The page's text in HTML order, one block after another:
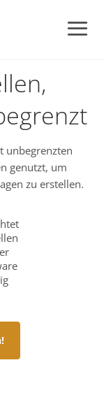
unbegrenzten
genutzt, um
zu erstellen.